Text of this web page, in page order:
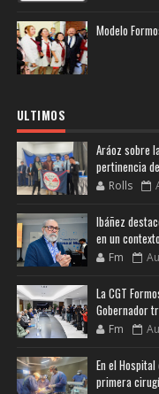
Modelo
ULTIMOS
Aráoz sobre
pertinencia
Rolls
Ibáñez
en un
Fm
La CGT
Gobernador
Fm
En el
primera